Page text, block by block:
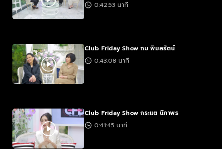
0:42:53 นาที
Club Friday Show กบ พิมลรัตน์
0:43:08 นาที
Club Friday Show กระแต นิภาพร
0:41:45 นาที